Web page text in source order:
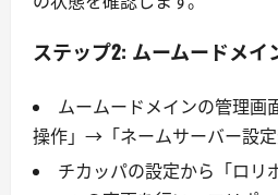
ステップ2: ムームードメイ
ムームードメインの管理画
操作」→「ネームサーバー設定
チカッパの設定から「ロリ